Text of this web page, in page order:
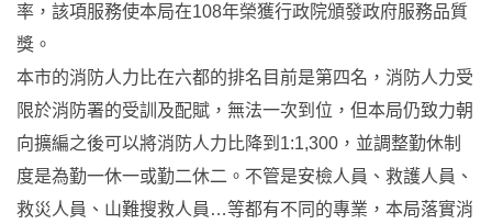
率，該項服務使本局在108年榮獲行政院頒發政府服務品質
獎。
本市的消防人力比在六都的排名目前是第四名，消防人力受
限於消防署的受訓及配賦，無法一次到位，但本局仍致力朝
向擴編之後可以將消防人力比降到1:1,300，並調整勤休制
度是為勤一休一或勤二休二。不管是安檢人員、救護人員、
救災人員、山難搜救人員…等都有不同的專業，本局落實消